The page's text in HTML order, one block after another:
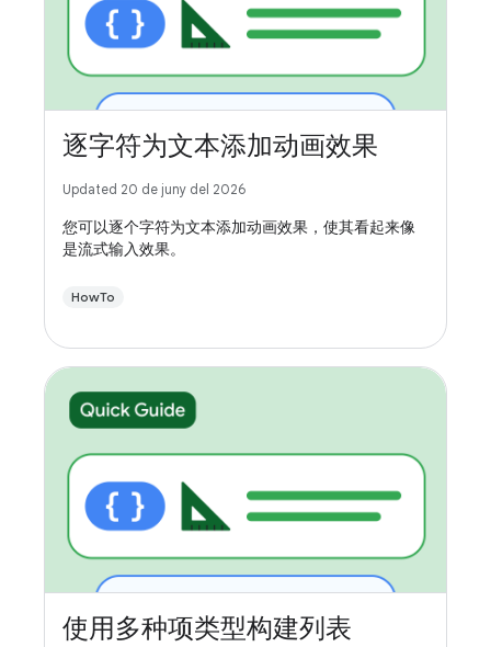
逐字符为文本添加动画效果
Updated 20 de juny del 2026
您可以逐个字符为文本添加动画效果，使其看起来像
是流式输入效果。
HowTo
使用多种项类型构建列表